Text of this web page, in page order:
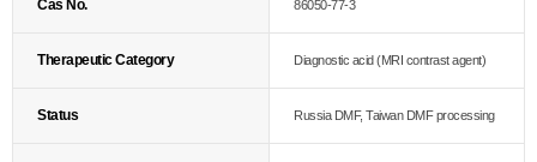
Cas No. 86050-77-3
Therapeutic Category Diagnostic acid (MRI contrast agent)
Status Russia DMF, Taiwan DMF processing